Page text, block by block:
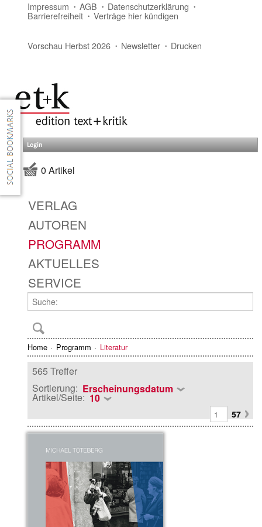
Impressum AGB Datenschutzerklärung
Barrierefreiheit Verträge hier kündigen
Vorschau Herbst 2026 Newsletter Drucken
Login
0 Artikel
VERLAG
AUTOREN
PROGRAMM
AKTUELLES
SERVICE
Home Programm Literatur
565 Treffer
Sortierung: Erscheinungsdatum
Artikel/Seite: 10
57